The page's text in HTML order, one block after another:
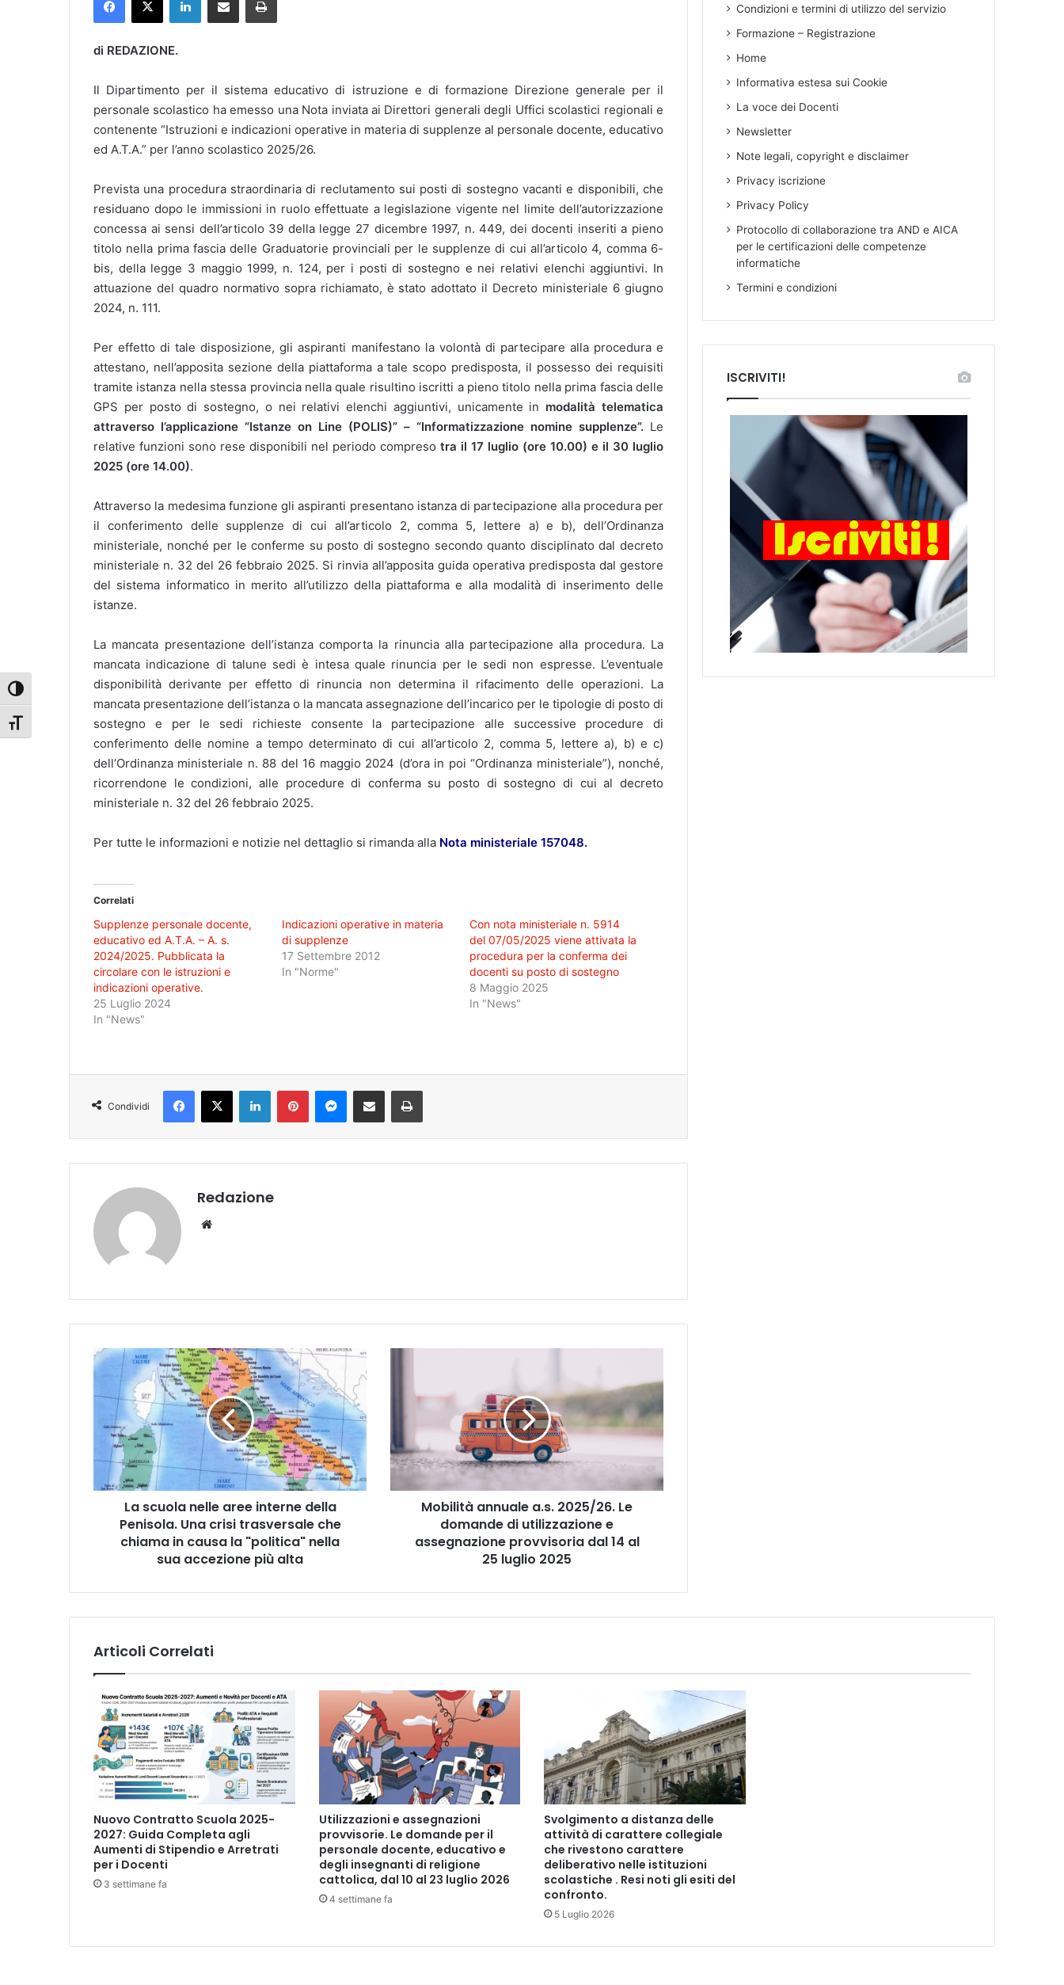
Attiva/disattiva alto contrasto
Attiva/disattiva dimensione testo
di REDAZIONE.
Il Dipartimento per il sistema educativo di istruzione e di formazione Direzione generale per il
personale scolastico ha emesso una Nota inviata ai Direttori generali degli Uffici scolastici regionali e
contenente “Istruzioni e indicazioni operative in materia di supplenze al personale docente, educativo
ed A.T.A.” per l’anno scolastico 2025/26.
Prevista una procedura straordinaria di reclutamento sui posti di sostegno vacanti e disponibili, che
residuano dopo le immissioni in ruolo effettuate a legislazione vigente nel limite dell’autorizzazione
concessa ai sensi dell’articolo 39 della legge 27 dicembre 1997, n. 449, dei docenti inseriti a pieno
titolo nella prima fascia delle Graduatorie provinciali per le supplenze di cui all’articolo 4, comma 6-
bis, della legge 3 maggio 1999, n. 124, per i posti di sostegno e nei relativi elenchi aggiuntivi. In
attuazione del quadro normativo sopra richiamato, è stato adottato il Decreto ministeriale 6 giugno
2024, n. 111.
Per effetto di tale disposizione, gli aspiranti manifestano la volontà di partecipare alla procedura e
attestano, nell’apposita sezione della piattaforma a tale scopo predisposta, il possesso dei requisiti
tramite istanza nella stessa provincia nella quale risultino iscritti a pieno titolo nella prima fascia delle
GPS per posto di sostegno, o nei relativi elenchi aggiuntivi, unicamente in modalità telematica
attraverso l’applicazione “Istanze on Line (POLIS)” – “Informatizzazione nomine supplenze”. Le
relative funzioni sono rese disponibili nel periodo compreso tra il 17 luglio (ore 10.00) e il 30 luglio
2025 (ore 14.00).
Attraverso la medesima funzione gli aspiranti presentano istanza di partecipazione alla procedura per
il conferimento delle supplenze di cui all’articolo 2, comma 5, lettere a) e b), dell’Ordinanza
ministeriale, nonché per le conferme su posto di sostegno secondo quanto disciplinato dal decreto
ministeriale n. 32 del 26 febbraio 2025. Si rinvia all’apposita guida operativa predisposta dal gestore
del sistema informatico in merito all’utilizzo della piattaforma e alla modalità di inserimento delle
istanze.
La mancata presentazione dell’istanza comporta la rinuncia alla partecipazione alla procedura. La
mancata indicazione di talune sedi è intesa quale rinuncia per le sedi non espresse. L’eventuale
disponibilità derivante per effetto di rinuncia non determina il rifacimento delle operazioni. La
mancata presentazione dell’istanza o la mancata assegnazione dell’incarico per le tipologie di posto di
sostegno e per le sedi richieste consente la partecipazione alle successive procedure di
conferimento delle nomine a tempo determinato di cui all’articolo 2, comma 5, lettere a), b) e c)
dell’Ordinanza ministeriale n. 88 del 16 maggio 2024 (d’ora in poi “Ordinanza ministeriale”), nonché,
ricorrendone le condizioni, alle procedure di conferma su posto di sostegno di cui al decreto
ministeriale n. 32 del 26 febbraio 2025.
Per tutte le informazioni e notizie nel dettaglio si rimanda alla Nota ministeriale 157048.
Correlati
Supplenze personale docente,
educativo ed A.T.A. – A. s.
2024/2025. Pubblicata la
circolare con le istruzioni e
indicazioni operative.
25 Luglio 2024
In "News"
Indicazioni operative in materia
di supplenze
17 Settembre 2012
In "Norme"
Con nota ministeriale n. 5914
del 07/05/2025 viene attivata la
procedura per la conferma dei
docenti su posto di sostegno
8 Maggio 2025
In "News"
Condividi
Redazione
L
a
n
r
n
t
e
d
e
a
P
e
n
i
La scuola nelle aree interne della
Penisola. Una crisi trasversale che
chiama in causa la "politica" nella
sua accezione più alta
t
a
e
2
0
/
2
6
.
L
e
d
o
m
n
Mobilità annuale a.s. 2025/26. Le
domande di utilizzazione e
assegnazione provvisoria dal 14 al
25 luglio 2025
Condizioni e termini di utilizzo del servizio
Formazione – Registrazione
Home
Informativa estesa sui Cookie
La voce dei Docenti
Newsletter
Note legali, copyright e disclaimer
Privacy iscrizione
Privacy Policy
Protocollo di collaborazione tra AND e AICA
per le certificazioni delle competenze
informatiche
Termini e condizioni
ISCRIVITI!
Articoli Correlati
Nuovo Contratto Scuola 2025-
2027: Guida Completa agli
Aumenti di Stipendio e Arretrati
per i Docenti
3 settimane fa
Utilizzazioni e assegnazioni
provvisorie. Le domande per il
personale docente, educativo e
degli insegnanti di religione
cattolica, dal 10 al 23 luglio 2026
4 settimane fa
Svolgimento a distanza delle
attività di carattere collegiale
che rivestono carattere
deliberativo nelle istituzioni
scolastiche . Resi noti gli esiti del
confronto.
5 Luglio 2026